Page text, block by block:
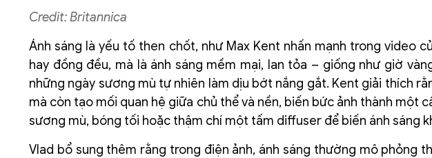
Credit: Britannica
Ánh sáng là yếu tố then chốt, như Max Kent nhấn mạnh trong video
hay đồng đều, mà là ánh sáng mềm mại, lan tỏa – giống như giờ
những ngày sương mù tự nhiên làm dịu bớt nắng gắt. Kent giải thích
mà còn tạo mối quan hệ giữa chủ thể và nền, biến bức ảnh thành một
sương mù, bóng tối hoặc thậm chí một tấm diffuser để biến ánh sáng
Vlad bổ sung thêm rằng trong điện ảnh, ánh sáng thường mô phỏng